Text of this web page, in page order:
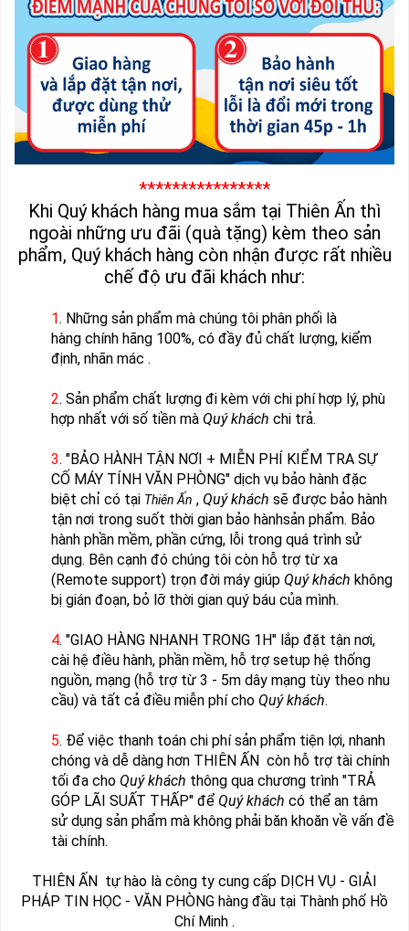
****************
Khi Quý khách hàng mua sắm tại Thiên Ấn thì
ngoài những ưu đãi (quà tặng) kèm theo sản
phẩm, Quý khách hàng còn nhận được rất nhiều
chế độ ưu đãi khách như:
1. Những sản phẩm mà chúng tôi phân phối là
hàng chính hãng 100%, có đầy đủ chất lượng, kiểm
định, nhãn mác .
2. Sản phẩm chất lượng đi kèm với chi phí hợp lý, phù
hợp nhất với số tiền mà Quý khách chi trả.
3. "BẢO HÀNH TẬN NƠI + MIỄN PHÍ KIỂM TRA SỰ
CỐ MÁY TÍNH VĂN PHÒNG" dịch vụ bảo hành đặc
biệt chỉ có tại Thiên Ấn , Quý khách sẽ được bảo hành
tận nơi trong suốt thời gian bảo hànhsản phẩm. Bảo
hành phần mềm, phần cứng, lỗi trong quá trình sử
dụng. Bên cạnh đó chúng tôi còn hỗ trợ từ xa
(Remote support) trọn đời máy giúp Quý khách không
bị gián đoạn, bỏ lỡ thời gian quý báu của mình.
4. "GIAO HÀNG NHANH TRONG 1H" lắp đặt tận nơi,
cài hệ điều hành, phần mềm, hỗ trợ setup hệ thống
nguồn, mạng (hỗ trợ từ 3 - 5m dây mạng tùy theo nhu
cầu) và tất cả điều miễn phí cho Quý khách.
5. Để việc thanh toán chi phí sản phẩm tiện lợi, nhanh
chóng và dễ dàng hơn THIÊN ẤN còn hỗ trợ tài chính
tối đa cho Quý khách thông qua chương trình "TRẢ
GÓP LÃI SUẤT THẤP" để Quý khách có thể an tâm
sử dụng sản phẩm mà không phải băn khoăn về vấn đề
tài chính.
THIÊN ẤN tự hào là công ty cung cấp DỊCH VỤ - GIẢI
PHÁP TIN HỌC - VĂN PHÒNG hàng đầu tại Thành phố Hồ
Chí Minh .